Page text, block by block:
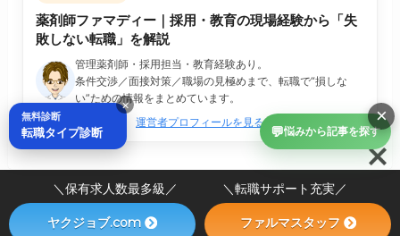
薬剤師ファマディー｜採用・教育の現場経験から「失
敗しない転職」を解説
管理薬剤師・採用担当・教育経験あり。
条件交渉／面接対策／職場の見極めまで、転職で“損しな
い”ための情報をまとめています。
運営者プロフィールを見る
💬悩みから記事を探す
×
×
無料診断
転職タイプ診断
＼保有求人数最多級／ ＼転職サポート充実／
ヤクジョブ.com ファルマスタッフ